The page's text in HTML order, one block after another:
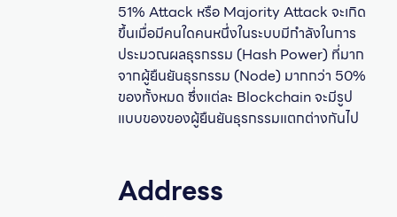
51% Attack หรือ Majority Attack จะเกิด
ขึ้นเมื่อมีคนใดคนหนึ่งในระบบมีกำลังในการ
ประมวณผลธุรกรรม (Hash Power) ที่มาก
จากผู้ยืนยันธุรกรรม (Node) มากกว่า 50%
ของทั้งหมด ซึ่งแต่ละ Blockchain จะมีรูป
แบบของของผู้ยืนยันธุรกรรมแตกต่างกันไป
Address